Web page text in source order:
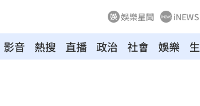
娛樂星聞 iNEWS
影音 熱搜 直播 政治 社會 娛樂